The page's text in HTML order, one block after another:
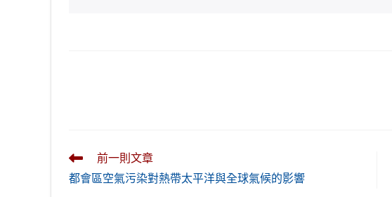
Read
more
articles
前一則文章
都會區空氣污染對熱帶太平洋與全球氣候的影響